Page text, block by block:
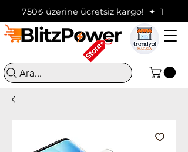
750₺ üzerine ücretsiz kargo!  ✦
Ara...